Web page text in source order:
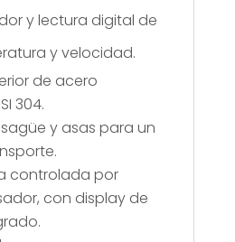
y lectura digital de
y velocidad.
de acero
304.
y asas para un
controlada por
con display de